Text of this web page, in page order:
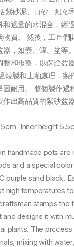
紫砂泥、白砂、紅砂
和適量的水混合，經
質。 然後，工匠們
器，如壺、罐、盆等
整和修整，以保證盆
燒製和上釉處理，製
固耐用。 整個製作過
出高品質的紫砂盆器
(Inner height
handmade pots are
and a special
purple sand black.
high temperatures
stamps the
designs it with
plants. The process
mixing with